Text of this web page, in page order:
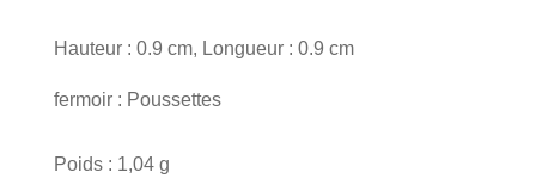
Hauteur : 0.9 cm, Longueur : 0.9 cm
fermoir : Poussettes
Poids : 1,04 g